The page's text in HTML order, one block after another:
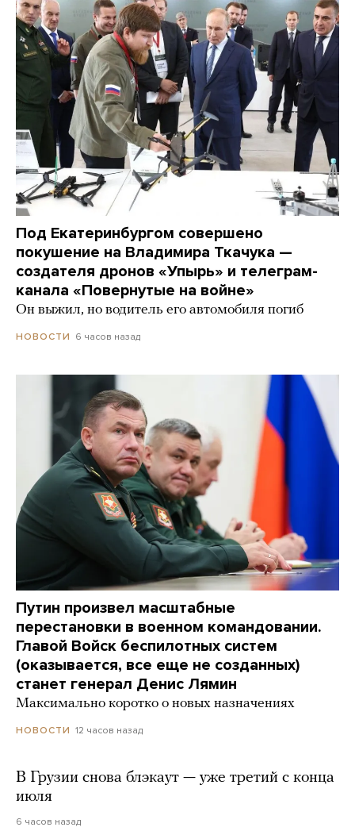
Под Екатеринбургом совершено
покушение на Владимира Ткачука —
создателя дронов «Упырь» и телеграм-
канала «Повернутые на войне»
Он выжил, но водитель его автомобиля погиб
НОВОСТИ 6 часов назад
Путин произвел масштабные
перестановки в военном командовании.
Главой Войск беспилотных систем
(оказывается, все еще не созданных)
станет генерал Денис Лямин
Максимально коротко о новых назначениях
НОВОСТИ 12 часов назад
В Грузии снова блэкаут — уже третий с конца
июля
6 часов назад